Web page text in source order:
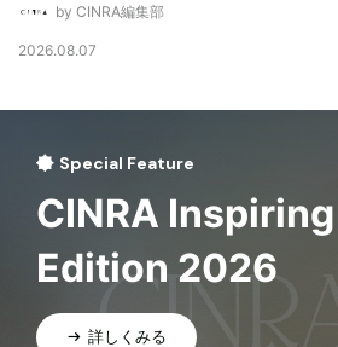
by CINRA編集部
2026.08.07
Special Feature
CINRA
Edition 2026
詳しくみる